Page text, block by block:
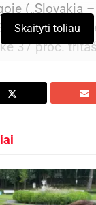
(„Slovakia –
minučių
37 proc.
bei
reidas
08-10
Skaityti toliau